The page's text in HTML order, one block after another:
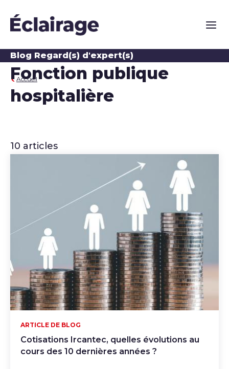
Blog Regard(s) d'expert(s)
Accueil
Fonction publique
hospitalière
10 articles
Cotisations Ircantec, quelles évolutions au
cours des 10 dernières années ?
ARTICLE DE BLOG